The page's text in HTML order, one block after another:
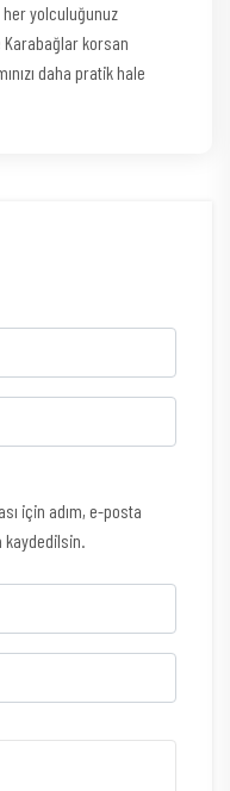
yolculuğunuz
korsan
daha pratik hale
için adım, e-posta
kaydedilsin.